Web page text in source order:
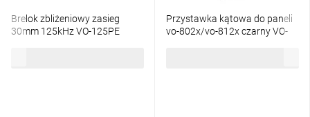
Brelok zbliżeniowy zasieg
30mm 125kHz VO-125PE
Przystawka kątowa do paneli
vo-802x/vo-812x czarny VO-